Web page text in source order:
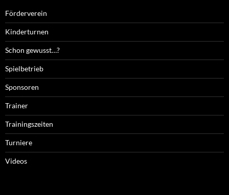
Förderverein
Kinderturnen
Schon gewusst…?
Spielbetrieb
Sponsoren
Trainer
Trainingszeiten
Turniere
Videos